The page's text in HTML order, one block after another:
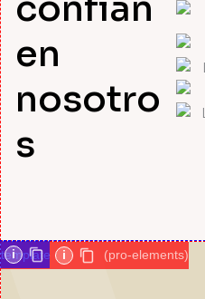
en
nosotro
s
template i (pro-elements)
i